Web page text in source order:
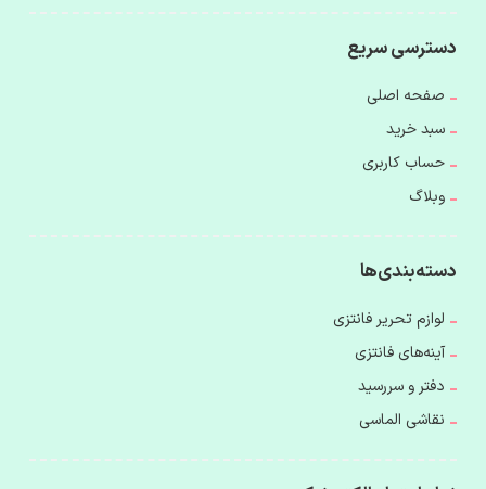
دسترسی سریع
صفحه اصلی
سبد خرید
حساب کاربری
وبلاگ
دسته‌بندی‌ها
لوازم تحریر فانتزی
آینه‌های فانتزی
دفتر و سررسید
نقاشی الماسی